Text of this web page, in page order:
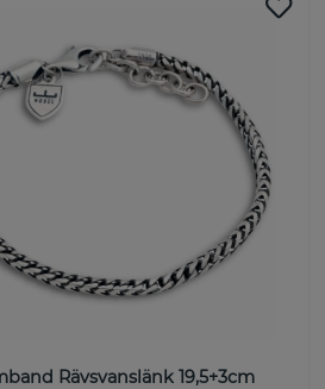
Rävsvanslänk 19,5+3cm